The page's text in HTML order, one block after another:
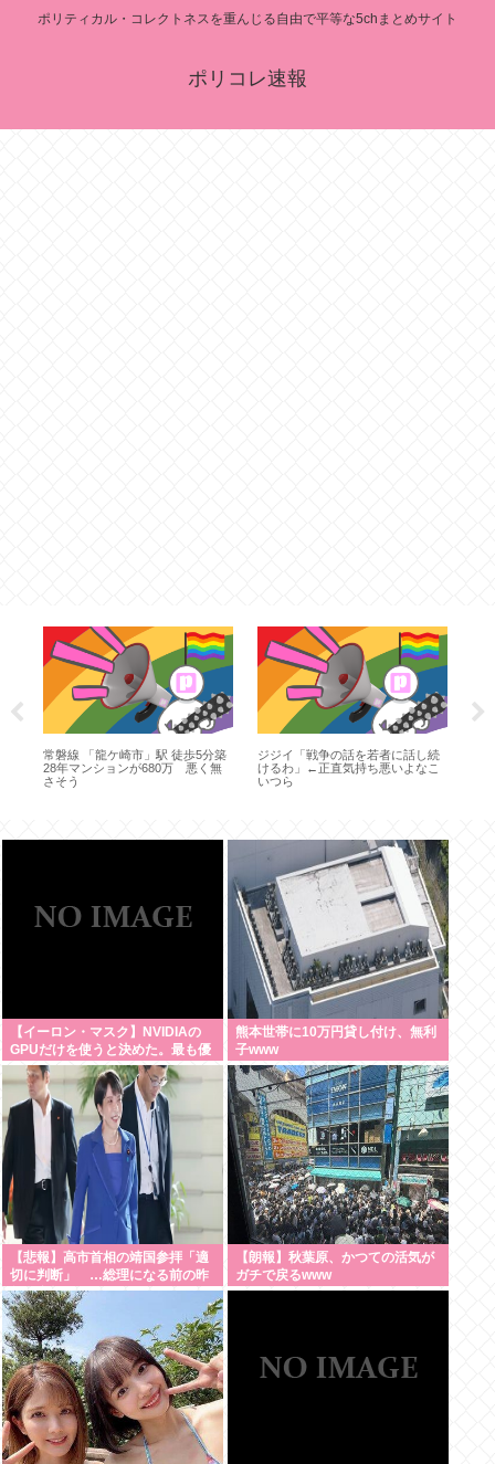
ポリティカル・コレクトネスを重んじる自由で平等な5chまとめサイト
ポリコレ速報
常磐線 「龍ケ崎市」駅 徒歩5分築
28年マンションが680万 悪く無
さそう
ジジイ「戦争の話を若者に話し続
けるわ」←正直気持ち悪いよなこ
いつら
【イーロン・マスク】NVIDIAの
GPUだけを使うと決めた。最も優
れているからだ
熊本世帯に10万円貸し付け、無利
子www
【悲報】高市首相の靖国参拝「適
切に判断」 …総理になる前の昨
年は参拝
【朗報】秋葉原、かつての活気が
ガチで戻るwww